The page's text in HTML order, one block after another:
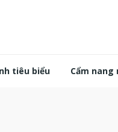
tiêu biểu Cẩm